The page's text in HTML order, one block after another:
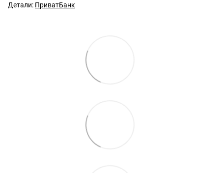
Детали: ПриватБанк